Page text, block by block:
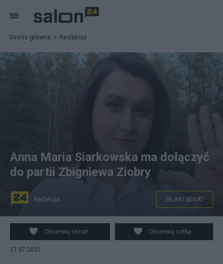
Strona główna Redakcja
Anna Maria Siarkowska ma dołączyć do partii Zbigniewa
Ziobry. Fot. Twitter
Anna Maria Siarkowska ma dołączyć
do partii Zbigniewa Ziobry
Redakcja SEJM I SENAT
Obserwuj temat Obserwuj notkę
17.07.2021